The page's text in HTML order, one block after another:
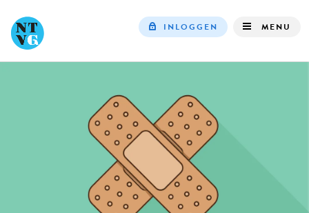
INLOGGEN MENU